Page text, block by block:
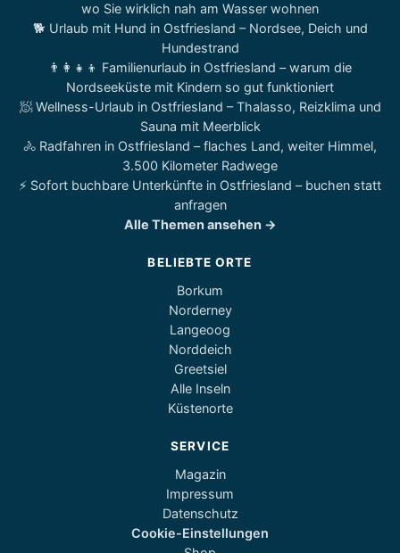
wo Sie wirklich nah am Wasser wohnen
🐕 Urlaub mit Hund in Ostfriesland – Nordsee, Deich und
Hundestrand
👨‍👩‍👧‍👦 Familienurlaub in Ostfriesland – warum die
Nordseeküste mit Kindern so gut funktioniert
🧖 Wellness-Urlaub in Ostfriesland – Thalasso, Reizklima und
Sauna mit Meerblick
🚴 Radfahren in Ostfriesland – flaches Land, weiter Himmel,
3.500 Kilometer Radwege
⚡ Sofort buchbare Unterkünfte in Ostfriesland – buchen statt
anfragen
Alle Themen ansehen →
BELIEBTE ORTE
Borkum
Norderney
Langeoog
Norddeich
Greetsiel
Alle Inseln
Küstenorte
SERVICE
Magazin
Impressum
Datenschutz
Cookie-Einstellungen